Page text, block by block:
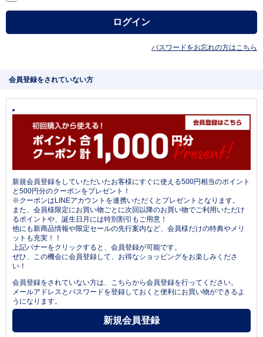
パスワードをお忘れの方はこちら
会員登録をされていない方
新規会員登録をしていただいたお客様にすぐに使える500円相当のポイント
と500円分のクーポンをプレゼント！
※クーポンはLINEアカウントを連携いただくとプレゼントとなります。
また、会員様限定にお買い物ごとに次回以降のお買い物でご利用いただけ
るポイントや、誕生日月には特別割引もご用意！
他にも新商品情報や限定セールの先行案内など、会員様だけの特典やメリ
ットも充実！！
上記バナーをクリックすると、会員登録が可能です。
ぜひ、この機会に会員登録して、お得なショッピングをお楽しみくださ
い！
会員登録をされていない方は、こちらから会員登録を行ってください。
メールアドレスとパスワードを登録しておくと便利にお買い物ができるよ
うになります。